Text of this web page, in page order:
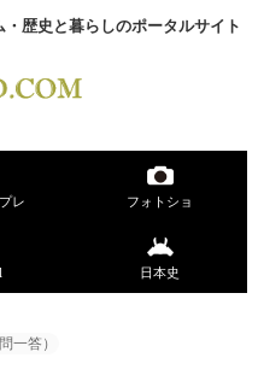
歴史と暮らしのポータルサイト
レ フォトショ
日本史
一答）